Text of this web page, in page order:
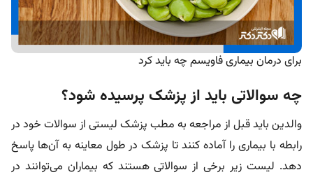
برای درمان بیماری فاویسم چه باید کرد
چه سوالاتی باید از پزشک پرسیده شود؟
والدین باید قبل از مراجعه به مطب پزشک لیستی از سوالات خود در
رابطه با بیماری را آماده کنند تا پزشک در طول معاینه به آن‌ها پاسخ
دهد. لیست زیر برخی از سوالاتی هستند که بیماران می‌توانند در